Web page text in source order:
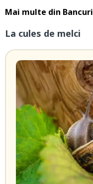
Mai multe din Bancuri
La cules de melci